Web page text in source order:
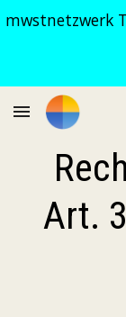
Skip to main
Art.